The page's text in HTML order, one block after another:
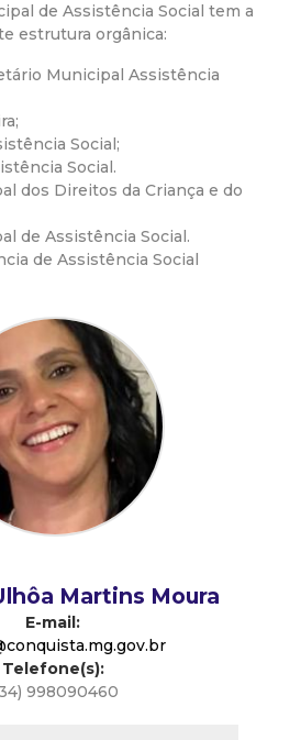
de Assistência Social tem a
estrutura orgânica:
Municipal Assistência
Social;
Social.
dos Direitos da Criança e do
de Assistência Social.
de Assistência Social
Martins Moura
E-mail:
Telefone(s):
998090460